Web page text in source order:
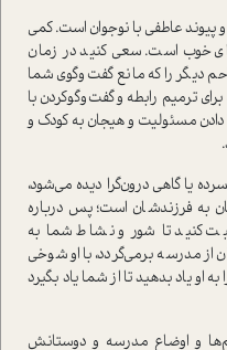
و پیوند عاطفی با نوجوان ا‌ست. کمی
خوب ا‌ست. سعی کنید در زمان
دیگر را که مانع گفت‌و‌گوی شما
ترمیم رابطه و گفت‌وگو‌کردن با
دادن مسئولیت و هیجان به کودک و
یا گاهی درون‌گرا دیده می‌شود،
به فرزندشان ا‌ست؛ پس درباره
کنید تا شور و نشاط شما به
از مدرسه برمی‌گردد، با او شوخی
او یاد بدهید تا از شما یاد بگیرد
و اوضاع مدرسه و دوستانش